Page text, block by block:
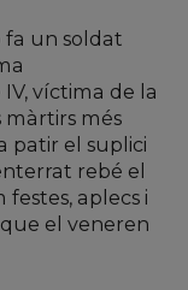
fa un soldat
víctima de la
màrtirs més
patir el suplici
rebé el
aplecs i
el veneren